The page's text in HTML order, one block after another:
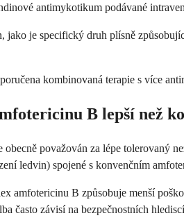
antimykotikum podávané
jako je specifický druh plísně
kombinovaná terapie s více
B lepší než
považován za lépe tolerovaný
ledvin) spojené s konvenčním
amfotericinu B způsobuje menší
často závisí na bezpečnostních